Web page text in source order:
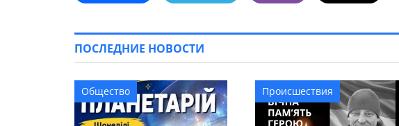
ПОСЛЕДНИЕ НОВОСТИ
Общество Происшествия